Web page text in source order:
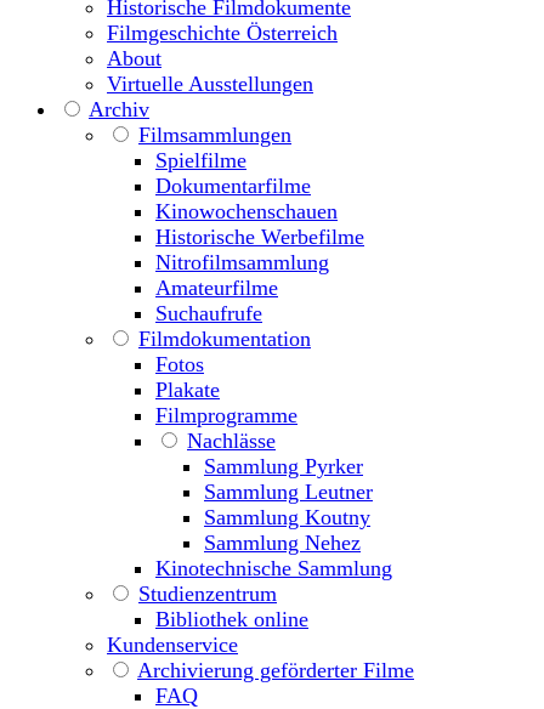
Historische Filmdokumente
Filmgeschichte Österreich
About
Virtuelle Ausstellungen
Archiv
Filmsammlungen
Spielfilme
Dokumentarfilme
Kinowochenschauen
Historische Werbefilme
Nitrofilmsammlung
Amateurfilme
Suchaufrufe
Filmdokumentation
Fotos
Plakate
Filmprogramme
Nachlässe
Sammlung Pyrker
Sammlung Leutner
Sammlung Koutny
Sammlung Nehez
Kinotechnische Sammlung
Studienzentrum
Bibliothek online
Kundenservice
Archivierung geförderter Filme
FAQ